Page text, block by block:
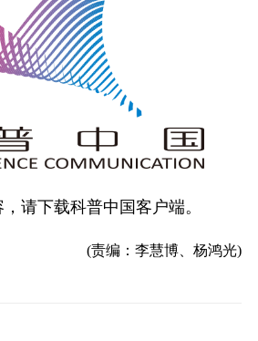
请下载科普中国客户端。
(责编：李慧博、杨鸿光)